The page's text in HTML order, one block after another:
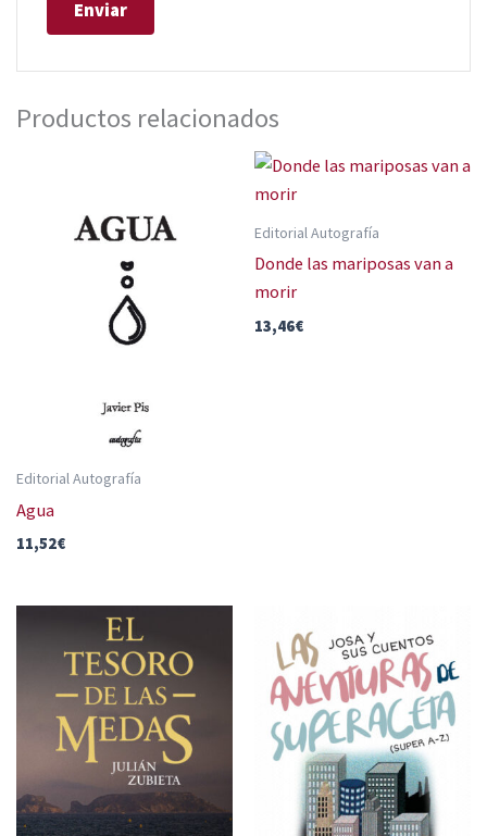
Productos relacionados
Editorial Autografía
Agua
11,52€
Editorial Autografía
Donde las mariposas van a
morir
13,46€